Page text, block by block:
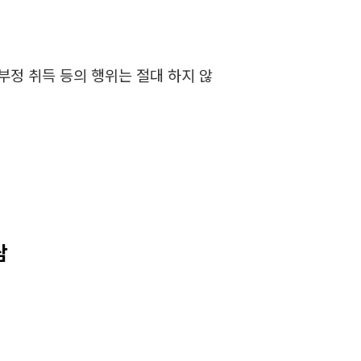
정 취득 등의 행위는 절대 하지 않